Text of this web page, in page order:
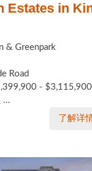
Estates in
& Greenpark
Road
- $3,115,900
...
了解详